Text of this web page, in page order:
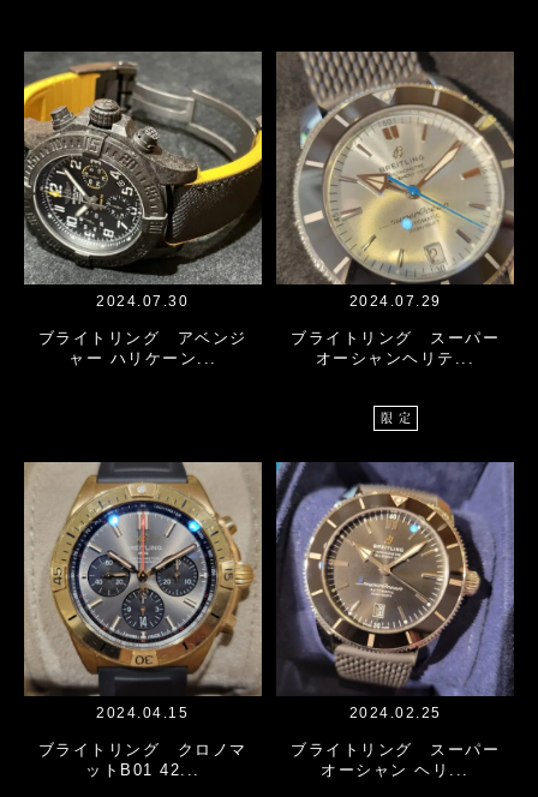
2024.07.30
ブライトリング アベンジ
ャー ハリケーン...
2024.07.29
ブライトリング スーパー
オーシャンヘリテ...
限定
2024.04.15
ブライトリング クロノマ
ットB01 42...
2024.02.25
ブライトリング スーパー
オーシャン ヘリ...